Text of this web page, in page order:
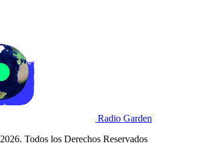
Radio Garden
Todos los Derechos Reservados